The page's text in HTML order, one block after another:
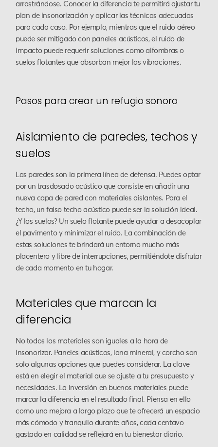
arrastrándose. Conocer la diferencia te permitirá ajustar tu
plan de insonorización y aplicar las técnicas adecuadas
para cada caso. Por ejemplo, mientras que el ruido aéreo
puede ser mitigado con paneles acústicos, el ruido de
impacto puede requerir soluciones como alfombras o
suelos flotantes que absorban mejor las vibraciones.
Pasos para crear un refugio sonoro
Aislamiento de paredes, techos y
suelos
Las paredes son la primera línea de defensa. Puedes optar
por un trasdosado acústico que consiste en añadir una
nueva capa de pared con materiales aislantes. Para el
techo, un falso techo acústico puede ser la solución ideal.
¿Y los suelos? Un suelo flotante puede ayudar a desacoplar
el pavimento y minimizar el ruido. La combinación de
estas soluciones te brindará un entorno mucho más
placentero y libre de interrupciones, permitiéndote disfrutar
de cada momento en tu hogar.
Materiales que marcan la
diferencia
No todos los materiales son iguales a la hora de
insonorizar. Paneles acústicos, lana mineral, y corcho son
solo algunas opciones que puedes considerar. La clave
está en elegir el material que se ajuste a tu presupuesto y
necesidades. La inversión en buenos materiales puede
marcar la diferencia en el resultado final. Piensa en ello
como una mejora a largo plazo que te ofrecerá un espacio
más cómodo y tranquilo durante años, cada centavo
gastado en calidad se reflejará en tu bienestar diario.